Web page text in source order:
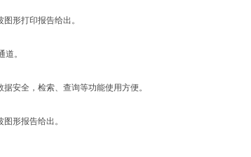
形打印报告给出。
。
安全，检索、查询等功能使用方便。
形报告给出。